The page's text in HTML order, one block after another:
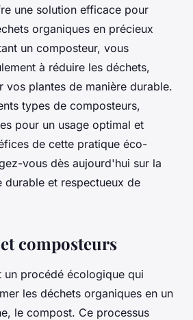
une solution efficace pour
organiques en précieux
un composteur, vous
à réduire les déchets,
vos plantes de manière durable.
types de composteurs,
pour un usage optimal et
de cette pratique éco-
vous dès aujourd'hui sur la
et respectueux de
composteurs
un procédé écologique qui
les déchets organiques en un
le compost. Ce processus